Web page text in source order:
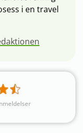
i en travel